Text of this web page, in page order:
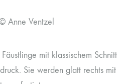
Anne Ventzel
mit klassischem Schnitt
Sie werden glatt rechts mit